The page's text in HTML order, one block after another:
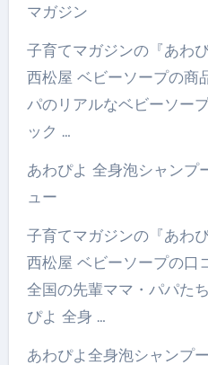
マガジン
子育てマガジンの『あわ
西松屋 ベビーソープの商
パのリアルなベビーソー
ック …
あわぴよ 全身泡シャンプ
ュー
子育てマガジンの『あわ
西松屋 ベビーソープの口
全国の先輩ママ・パパた
ぴよ 全身 …
あわぴよ全身泡シャンプ